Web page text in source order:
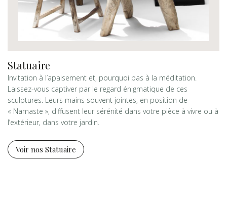
Statuaire
Invitation à l’apaisement et, pourquoi pas à la méditation.
Laissez-vous captiver par le regard énigmatique de ces
sculptures. Leurs mains souvent jointes, en position de
« Namaste », diffusent leur sérénité dans votre pièce à vivre ou à
l’extérieur, dans votre jardin.
Voir nos Statuaire